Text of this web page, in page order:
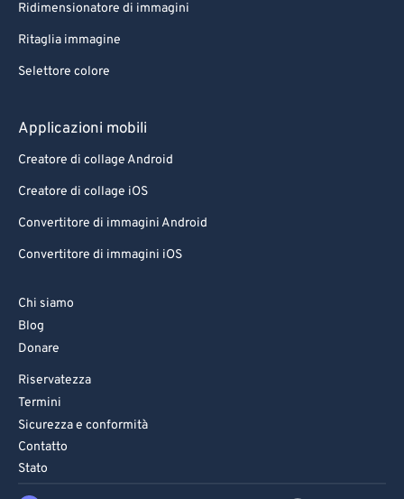
Ridimensionatore di immagini
Ritaglia immagine
Selettore colore
Applicazioni mobili
Creatore di collage Android
Creatore di collage iOS
Convertitore di immagini Android
Convertitore di immagini iOS
Chi siamo
Blog
Donare
Riservatezza
Termini
Sicurezza e conformità
Contatto
Stato